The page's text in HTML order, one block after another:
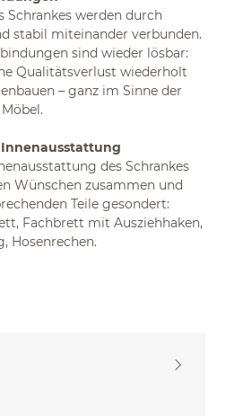
Schrankes werden durch
stabil miteinander verbunden.
sind wieder lösbar:
Qualitätsverlust wiederholt
– ganz im Sinne der
des Schrankes
Wünschen zusammen und
Teile gesondert:
Fachbrett mit Ausziehhaken,
Hosenrechen.